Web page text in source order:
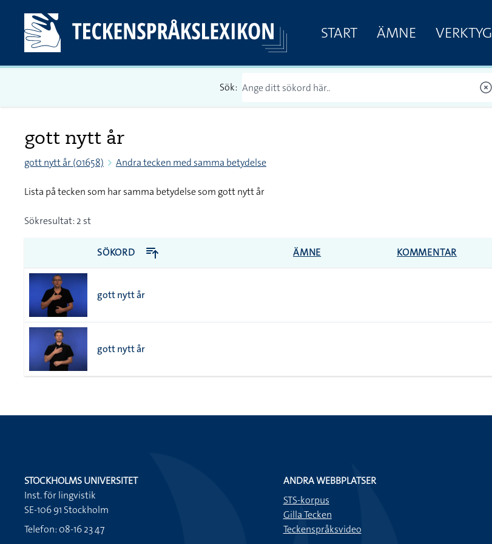
START ÄMNE VERKTYG
Sök:
gott nytt år
gott nytt år (01658) Andra tecken med samma betydelse
Lista på tecken som har samma betydelse som gott nytt år
Sökresultat: 2 st
SÖKORD ÄMNE KOMMENTAR
gott nytt år
gott nytt år
STOCKHOLMS UNIVERSITET
Inst. för lingvistik
SE-106 91 Stockholm
Telefon: 08-16 23 47
ANDRA WEBBPLATSER
STS-korpus
Gilla Tecken
Teckenspråksvideo